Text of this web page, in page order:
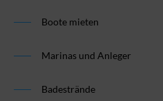
Boote mieten
Marinas und Anleger
Badestrände